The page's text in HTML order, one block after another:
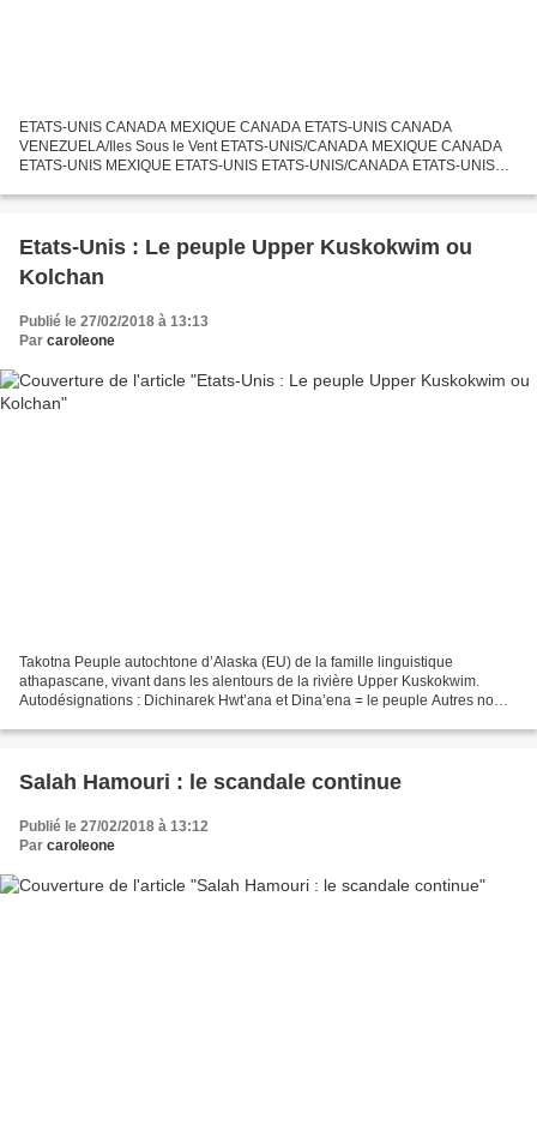
ETATS-UNIS CANADA MEXIQUE CANADA ETATS-UNIS CANADA
VENEZUELA/Iles Sous le Vent ETATS-UNIS/CANADA MEXIQUE CANADA
ETATS-UNIS MEXIQUE ETATS-UNIS ETATS-UNIS/CANADA ETATS-UNIS
StartRow=1&format=long&db=all&LastName=&FirstName=&Title=&Accessio
Etats-Unis : Le peuple Upper Kuskokwim ou
Kolchan
Publié le 27/02/2018 à 13:13
Par caroleone
Takotna Peuple autochtone d’Alaska (EU) de la famille linguistique
athapascane, vivant dans les alentours de la rivière Upper Kuskokwim.
Autodésignations : Dichinarek Hwt’ana et Dina’ena = le peuple Autres noms
Salah Hamouri : le scandale continue
Publié le 27/02/2018 à 13:12
Par caroleone